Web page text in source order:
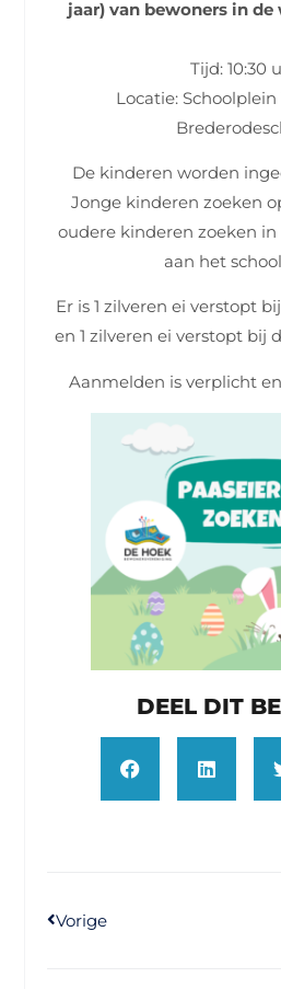
jaar) van bewoners in
Tijd: 10:30
Locatie:
De kinderen worden
Jonge kinderen zoeken
oudere kinderen zoeken
aan het
Er is 1 zilveren ei verstopt
en 1 zilveren ei verstopt bij
Aanmelden is verplicht
DEEL DIT
Vorige